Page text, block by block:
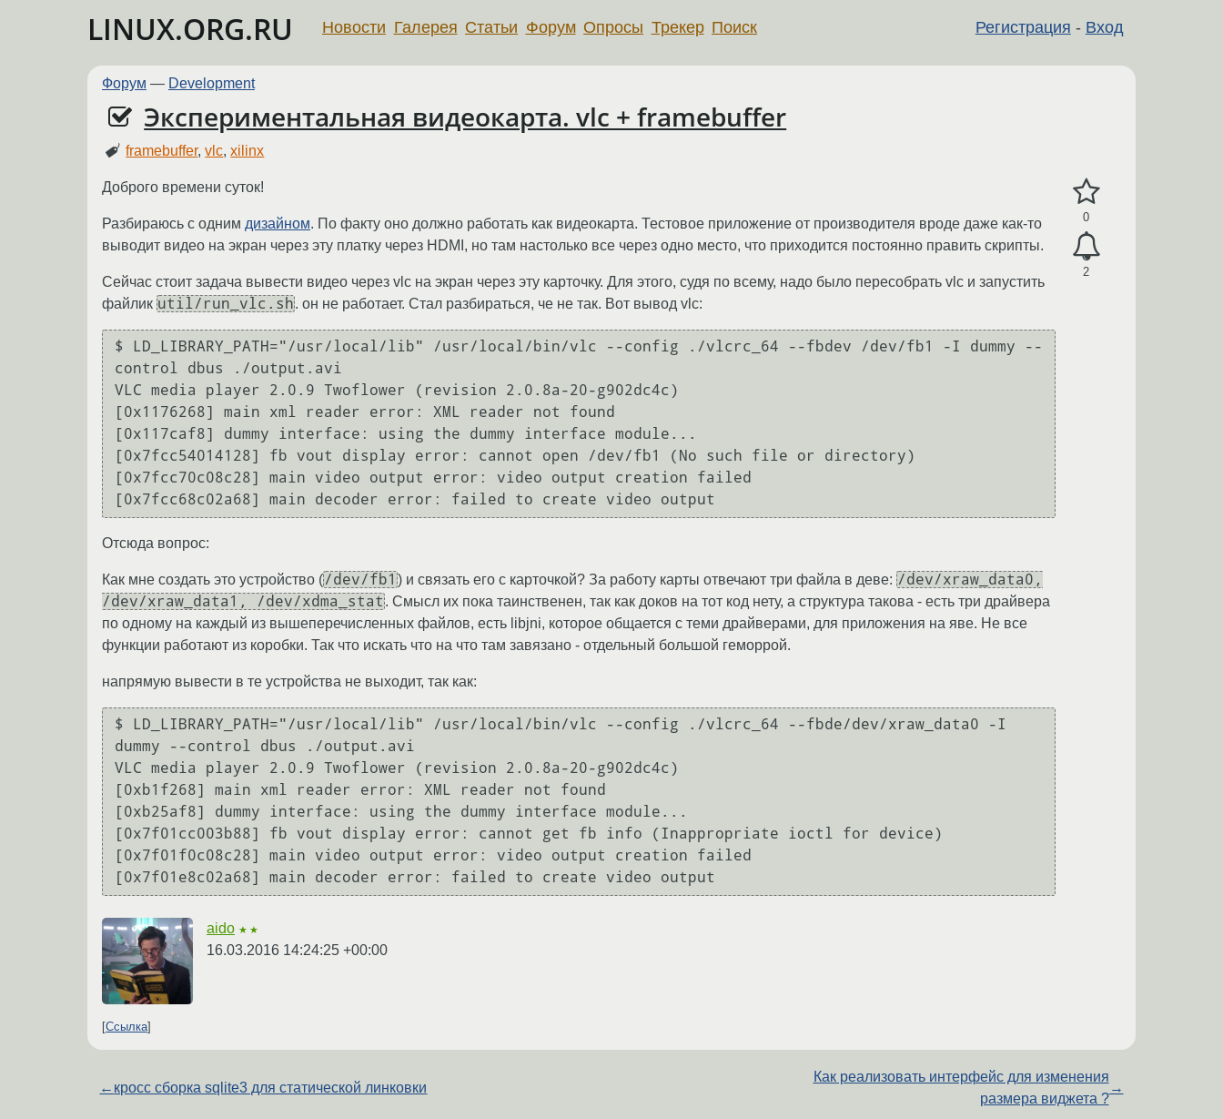
LINUX.ORG.RU Регистрация - Вход
Новости Галерея Статьи Форум Опросы Трекер Поиск
Форум — Development
Экспериментальная видеокарта. vlc + framebuffer
framebuffer,vlc,xilinx
0
2
Доброго времени суток!
Разбираюсь с одним дизайном. По факту оно должно работать как видеокарта. Тестовое приложение от производителя вроде даже как-то
выводит видео на экран через эту платку через HDMI, но там настолько все через одно место, что приходится постоянно править скрипты.
Сейчас стоит задача вывести видео через vlc на экран через эту карточку. Для этого, судя по всему, надо было пересобрать vlc и запустить
файлик util/run_vlc.sh. он не работает. Стал разбираться, че не так. Вот вывод vlc:
$ LD_LIBRARY_PATH="/usr/local/lib" /usr/local/bin/vlc --config ./vlcrc_64 --fbdev /dev/fb1 -I dummy --
control dbus ./output.avi
VLC media player 2.0.9 Twoflower (revision 2.0.8a-20-g902dc4c)
[0x1176268] main xml reader error: XML reader not found
[0x117caf8] dummy interface: using the dummy interface module...
[0x7fcc54014128] fb vout display error: cannot open /dev/fb1 (No such file or directory)
[0x7fcc70c08c28] main video output error: video output creation failed
[0x7fcc68c02a68] main decoder error: failed to create video output
Отсюда вопрос:
Как мне создать это устройство (/dev/fb1 ) и связать его с карточкой? За работу карты отвечают три файла в деве: /dev/xraw_data0,
/dev/xraw_data1, /dev/xdma_stat . Смысл их пока таинственен, так как доков на тот код нету, а структура такова - есть три драйвера
по одному на каждый из вышеперечисленных файлов, есть libjni, которое общается с теми драйверами, для приложения на яве. Не все
функции работают из коробки. Так что искать что на что там завязано - отдельный большой геморрой.
напрямую вывести в те устройства не выходит, так как:
$ LD_LIBRARY_PATH="/usr/local/lib" /usr/local/bin/vlc --config ./vlcrc_64 --fbde/dev/xraw_data0 -I
dummy --control dbus ./output.avi
VLC media player 2.0.9 Twoflower (revision 2.0.8a-20-g902dc4c)
[0xb1f268] main xml reader error: XML reader not found
[0xb25af8] dummy interface: using the dummy interface module...
[0x7f01cc003b88] fb vout display error: cannot get fb info (Inappropriate ioctl for device)
[0x7f01f0c08c28] main video output error: video output creation failed
[0x7f01e8c02a68] main decoder error: failed to create video output
aido ★★
16.03.2016 14:24:25 +00:00
Ссылка
← кросс сборка sqlite3 для статической линковки
Как реализовать интерфейс для изменения
размера виджета ?
→